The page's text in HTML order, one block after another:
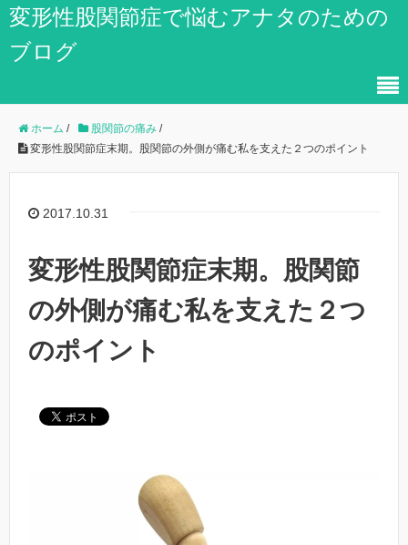
変形性股関節症で悩むアナタのための
ブログ
ホーム / 股関節の痛み /
変形性股関節症末期。股関節の外側が痛む私を支えた２つのポイント
2017.10.31
変形性股関節症末期。股関節
の外側が痛む私を支えた２つ
のポイント